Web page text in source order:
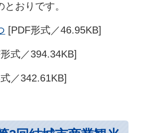
おりです。
[PDF形式／46.95KB]
式／394.34KB]
／342.61KB]